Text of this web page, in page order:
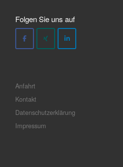
Folgen Sie uns auf
Anfahrt
Kontakt
Datenschutzerklärung
Impressum